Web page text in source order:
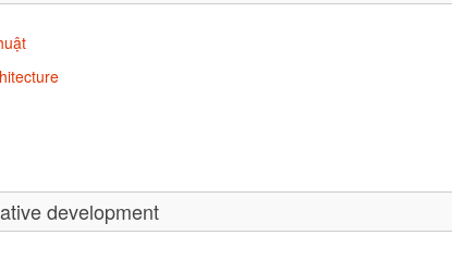
development